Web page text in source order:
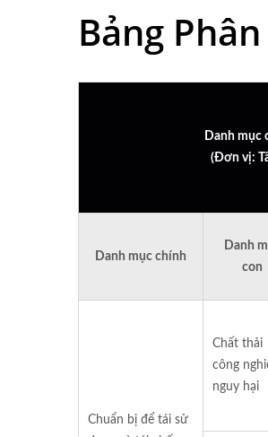
Bảng
Danh mục
(Đơn vị:
Danh mục chính
Danh
con
Chuẩn bị để tái sử
Chất thải
công
nguy hại